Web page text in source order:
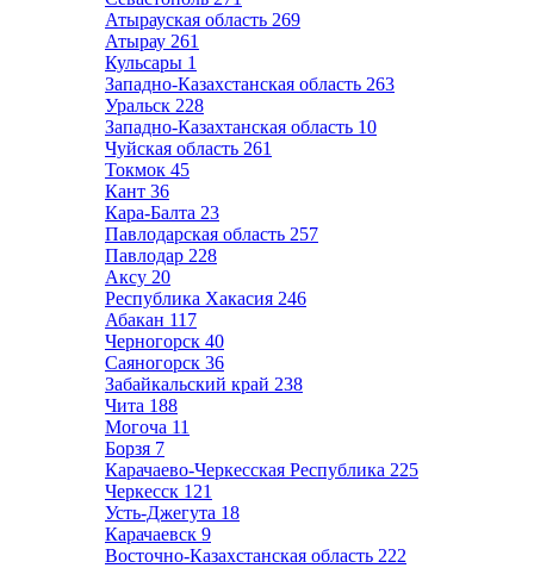
Атырауская область 269
Атырау 261
Кульсары 1
Западно-Казахстанская область 263
Уральск 228
Западно-Казахтанская область 10
Чуйская область 261
Токмок 45
Кант 36
Кара-Балта 23
Павлодарская область 257
Павлодар 228
Аксу 20
Республика Хакасия 246
Абакан 117
Черногорск 40
Саяногорск 36
Забайкальский край 238
Чита 188
Могоча 11
Борзя 7
Карачаево-Черкесская Республика 225
Черкесск 121
Усть-Джегута 18
Карачаевск 9
Восточно-Казахстанская область 222